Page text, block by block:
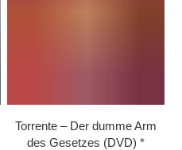
Torrente – Der dumme Arm
des Gesetzes (DVD)